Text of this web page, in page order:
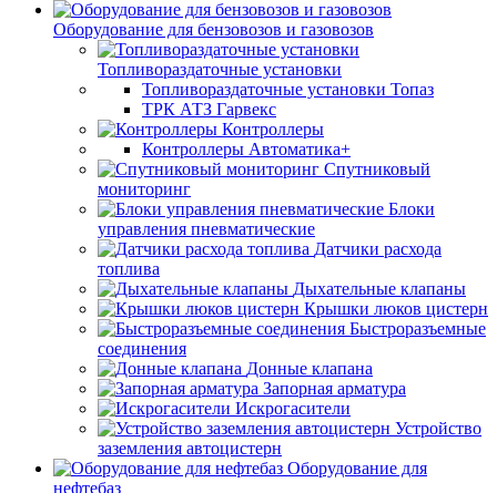
Оборудование для бензовозов и газовозов
Топливораздаточные установки
Топливораздаточные установки Топаз
ТРК АТЗ Гарвекс
Контроллеры
Контроллеры Автоматика+
Спутниковый
мониторинг
Блоки
управления пневматические
Датчики расхода
топлива
Дыхательные клапаны
Крышки люков цистерн
Быстроразъемные
соединения
Донные клапана
Запорная арматура
Искрогасители
Устройство
заземления автоцистерн
Оборудование для
нефтебаз